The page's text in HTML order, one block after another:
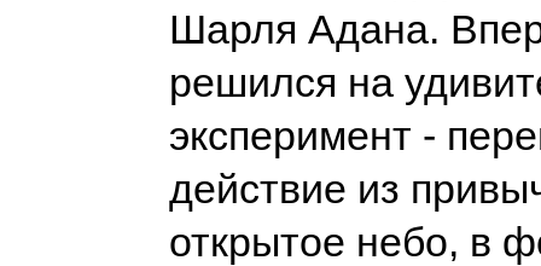
Шарля Адана.
решился на
эксперимент -
действие из
открытое небо, в